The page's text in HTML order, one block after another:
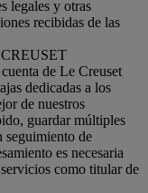
legales y otras
recibidas de las
de Le Creuset
dedicadas a los
de nuestros
guardar múltiples
seguimiento de
es necesaria
como titular de